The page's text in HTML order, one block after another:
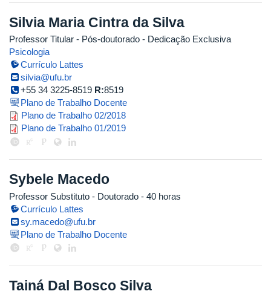
Silvia Maria Cintra da Silva
Professor Titular - Pós-doutorado - Dedicação Exclusiva
Psicologia
Currículo Lattes
silvia@ufu.br
+55 34 3225-8519 R:8519
Plano de Trabalho Docente
silvia_2018_2_2.pdf
Plano de Trabalho 02/2018
silvia_2019_1.pdf
Plano de Trabalho 01/2019
Sybele Macedo
Professor Substituto - Doutorado - 40 horas
Currículo Lattes
sy.macedo@ufu.br
Plano de Trabalho Docente
Tainá Dal Bosco Silva